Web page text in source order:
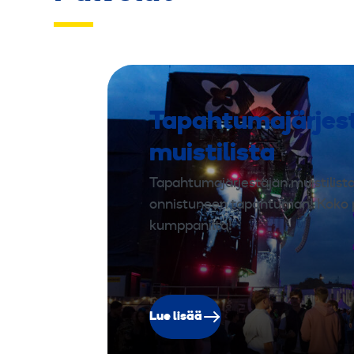
muistilista
Tapahtumajärjestäjän
onnistuneen tapahtuman!
kumppanilta!
Lue lisää